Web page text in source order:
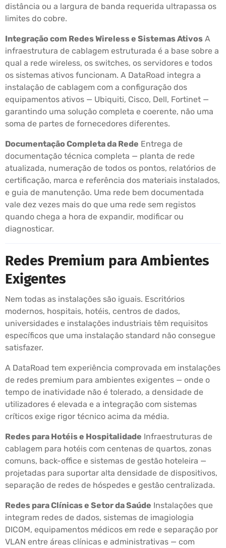
distância ou a largura de banda requerida ultrapassa os
limites do cobre.
Integração com Redes Wireless e Sistemas Ativos A
infraestrutura de cablagem estruturada é a base sobre a
qual a rede wireless, os switches, os servidores e todos
os sistemas ativos funcionam. A DataRoad integra a
instalação de cablagem com a configuração dos
equipamentos ativos — Ubiquiti, Cisco, Dell, Fortinet —
garantindo uma solução completa e coerente, não uma
soma de partes de fornecedores diferentes.
Documentação Completa da Rede Entrega de
documentação técnica completa — planta de rede
atualizada, numeração de todos os pontos, relatórios de
certificação, marca e referência dos materiais instalados,
e guia de manutenção. Uma rede bem documentada
vale dez vezes mais do que uma rede sem registos
quando chega a hora de expandir, modificar ou
diagnosticar.
Redes Premium para Ambientes
Exigentes
Nem todas as instalações são iguais. Escritórios
modernos, hospitais, hotéis, centros de dados,
universidades e instalações industriais têm requisitos
específicos que uma instalação standard não consegue
satisfazer.
A DataRoad tem experiência comprovada em instalações
de redes premium para ambientes exigentes — onde o
tempo de inatividade não é tolerado, a densidade de
utilizadores é elevada e a integração com sistemas
críticos exige rigor técnico acima da média.
Redes para Hotéis e Hospitalidade Infraestruturas de
cablagem para hotéis com centenas de quartos, zonas
comuns, back-office e sistemas de gestão hoteleira —
projetadas para suportar alta densidade de dispositivos,
separação de redes de hóspedes e gestão centralizada.
Redes para Clínicas e Setor da Saúde Instalações que
integram redes de dados, sistemas de imagiologia
DICOM, equipamentos médicos em rede e separação por
VLAN entre áreas clínicas e administrativas — com